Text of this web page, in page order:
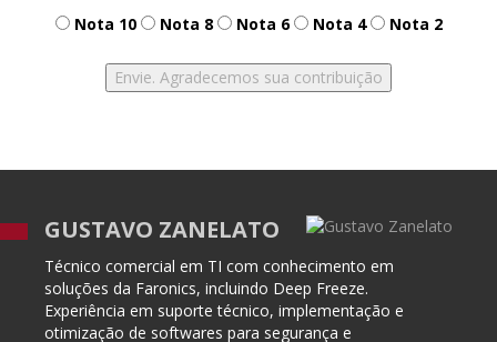
Nota 10 Nota 8 Nota 6 Nota 4 Nota 2
GUSTAVO ZANELATO
Técnico comercial em TI com conhecimento em
soluções da Faronics, incluindo Deep Freeze.
Experiência em suporte técnico, implementação e
otimização de softwares para segurança e